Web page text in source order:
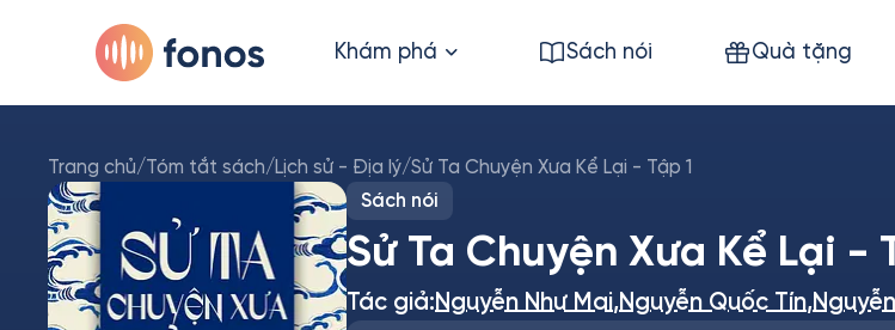
Khám phá Sách nói Quà tặng
Trang chủ/Tóm tắt sách/Lịch sử - Địa lý/Sử Ta Chuyện Xưa Kể Lại - Tập 1
Sách nói
Sử Ta Chuyện Xưa Kể Lại -
Tác giả:Nguyễn Như Mai,Nguyễn Quốc Tín,